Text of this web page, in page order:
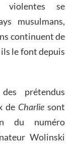
violentes se
musulmans,
continuent de
le font depuis
prétendus
de Charlie sont
du numéro
Wolinski